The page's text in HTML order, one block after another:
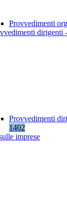
Provvedimenti
dirigenti
Provvedimenti
1402
imprese